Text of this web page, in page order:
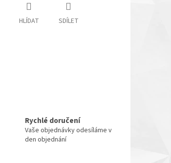
HLÍDAT SDÍLET
Rychlé doručení
Vaše objednávky odesíláme v
den objednání